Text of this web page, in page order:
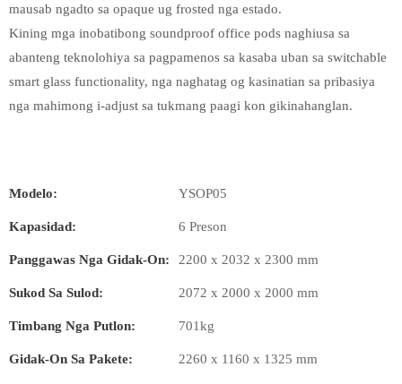
mausab ngadto sa opaque ug frosted nga estado.
Kining mga inobatibong soundproof office pods naghiusa sa
abanteng teknolohiya sa pagpamenos sa kasaba uban sa switchable
smart glass functionality, nga naghatag og kasinatian sa pribasiya
nga mahimong i-adjust sa tukmang paagi kon gikinahanglan.
Modelo: YSOP05
Kapasidad: 6 Preson
Panggawas Nga Gidak-On: 2200 x 2032 x 2300 mm
Sukod Sa Sulod: 2072 x 2000 x 2000 mm
Timbang Nga Putlon: 701kg
Gidak-On Sa Pakete: 2260 x 1160 x 1325 mm